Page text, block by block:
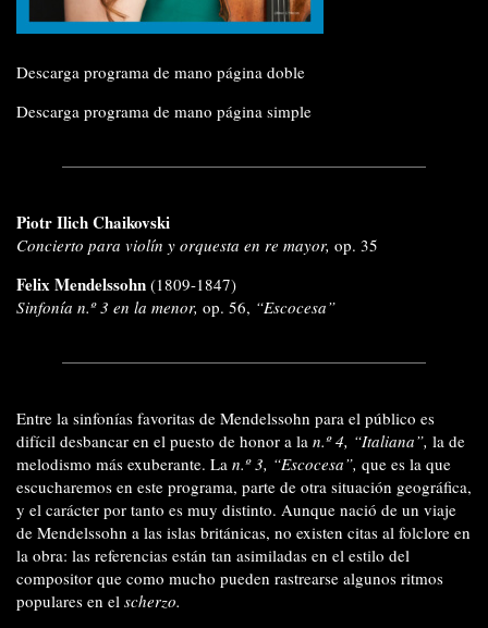
Descarga programa de mano página doble
Descarga programa de mano página simple
Piotr Ilich Chaikovski
Concierto para violín y orquesta en re mayor, op. 35
Felix Mendelssohn (1809-1847)
Sinfonía n.º 3 en la menor, op. 56, “Escocesa”
Entre la sinfonías favoritas de Mendelssohn para el público es
difícil desbancar en el puesto de honor a la n.º 4, “Italiana”, la de
melodismo más exuberante. La n.º 3, “Escocesa”, que es la que
escucharemos en este programa, parte de otra situación geográfica,
y el carácter por tanto es muy distinto. Aunque nació de un viaje
de Mendelssohn a las islas británicas, no existen citas al folclore en
la obra: las referencias están tan asimiladas en el estilo del
compositor que como mucho pueden rastrearse algunos ritmos
populares en el scherzo.